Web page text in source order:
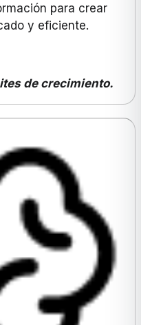
para crear
y eficiente.
de crecimiento.